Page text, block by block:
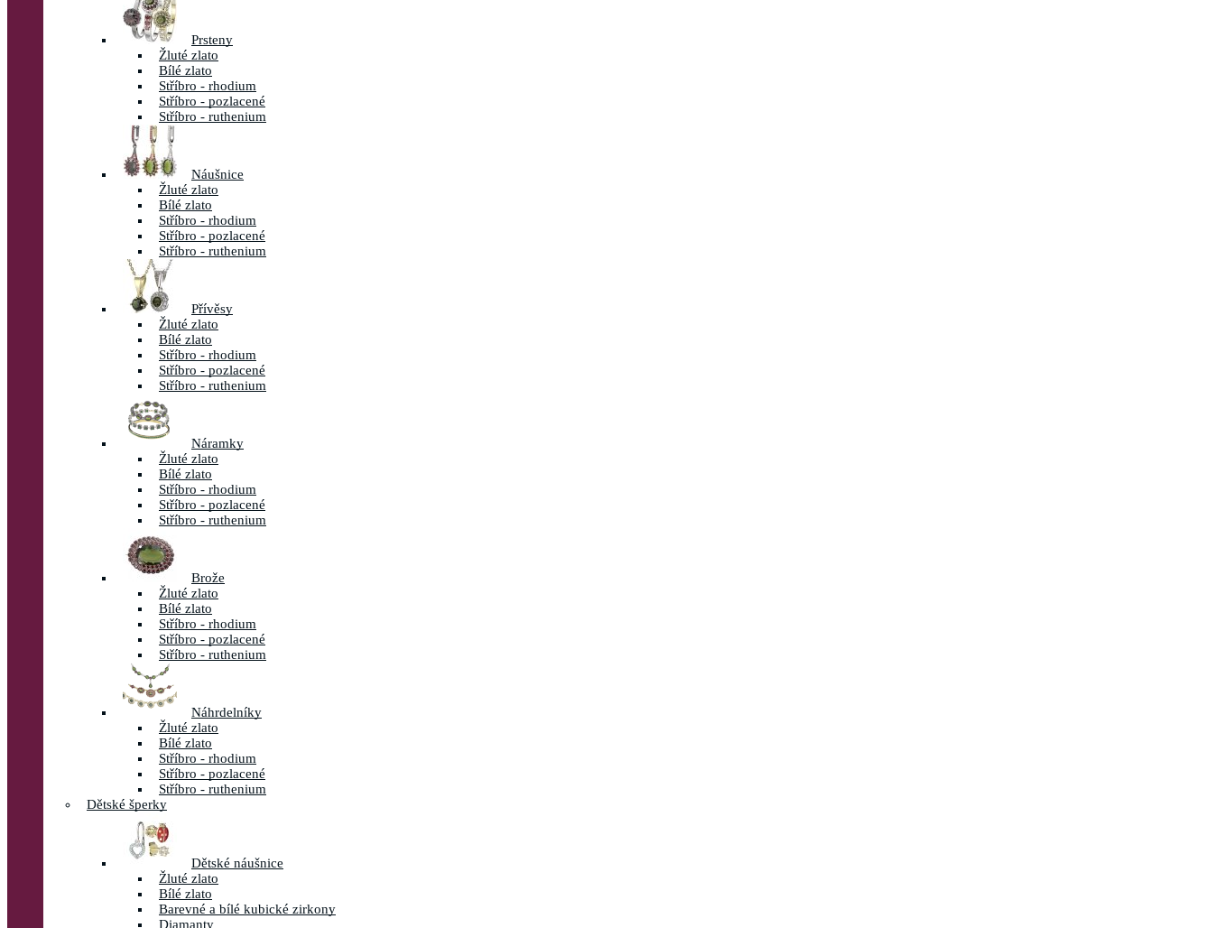
Prsteny
Žluté zlato
Bílé zlato
Stříbro - rhodium
Stříbro - pozlacené
Stříbro - ruthenium
Náušnice
Žluté zlato
Bílé zlato
Stříbro - rhodium
Stříbro - pozlacené
Stříbro - ruthenium
Přívěsy
Žluté zlato
Bílé zlato
Stříbro - rhodium
Stříbro - pozlacené
Stříbro - ruthenium
Náramky
Žluté zlato
Bílé zlato
Stříbro - rhodium
Stříbro - pozlacené
Stříbro - ruthenium
Brože
Žluté zlato
Bílé zlato
Stříbro - rhodium
Stříbro - pozlacené
Stříbro - ruthenium
Náhrdelníky
Žluté zlato
Bílé zlato
Stříbro - rhodium
Stříbro - pozlacené
Stříbro - ruthenium
Dětské šperky
Dětské náušnice
Žluté zlato
Bílé zlato
Barevné a bílé kubické zirkony
Diamanty